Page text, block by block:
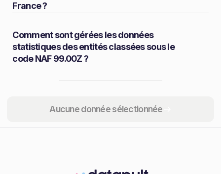
Aucune donnée sélectionnée
France ?
Comment sont gérées les données
statistiques des entités classées sous le
code NAF 99.00Z ?
Partager